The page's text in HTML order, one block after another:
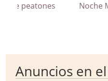
de peatones
Noche
Anuncios en